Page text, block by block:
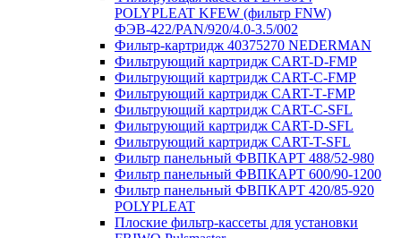
POLYPLEAT KFEW (фильтр FNW)
ФЭВ-422/PAN/920/4.0-3.5/002
Фильтр-картридж 40375270 NEDERMAN
Фильтрующий картридж CART-D-FMP
Фильтрующий картридж CART-С-FMP
Фильтрующий картридж CART-Т-FMP
Фильтрующий картридж CART-C-SFL
Фильтрующий картридж CART-D-SFL
Фильтрующий картридж CART-T-SFL
Фильтр панельный ФВПКАРТ 488/52-980
Фильтр панельный ФВПКАРТ 600/90-1200
Фильтр панельный ФВПКАРТ 420/85-920
POLYPLEAT
Плоские фильтр-кассеты для установки